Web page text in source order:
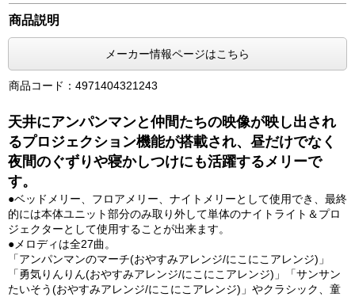
商品説明
メーカー情報ページはこちら
商品コード：4971404321243
天井にアンパンマンと仲間たちの映像が映し出され
るプロジェクション機能が搭載され、昼だけでなく
夜間のぐずりや寝かしつけにも活躍するメリーで
す。
●ベッドメリー、フロアメリー、ナイトメリーとして使用でき、最終
的には本体ユニット部分のみ取り外して単体のナイトライト＆プロ
ジェクターとして使用することが出来ます。
●メロディは全27曲。
「アンパンマンのマーチ(おやすみアレンジ/にこにこアレンジ)」
「勇気りんりん(おやすみアレンジ/にこにこアレンジ)」「サンサン
たいそう(おやすみアレンジ/にこにこアレンジ)」やクラシック、童